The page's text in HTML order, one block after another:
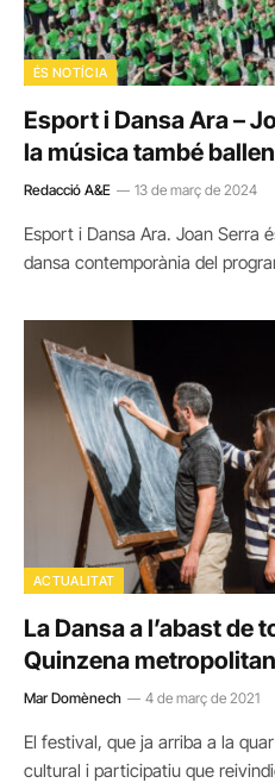
ÉS NOTÍCIA
Esport i Dansa Ara –
la música també
Redacció A&E 13 de març de 2024
Esport i Dansa Ara. Joan Serra
dansa contemporània del
ACTUALITAT
La Dansa a l’abast de
Quinzena
Mar Domènech 4 de març de 2021
El festival, que ja arriba a la
cultural i participatiu que